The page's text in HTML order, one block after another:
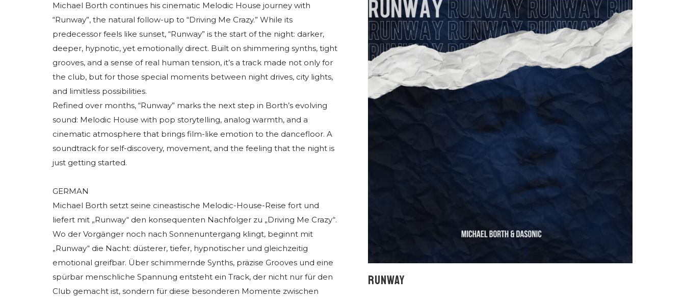
Michael Borth continues his cinematic Melodic House journey with
“Runway”, the natural follow-up to “Driving Me Crazy.” While its
predecessor feels like sunset, “Runway” is the start of the night: darker,
deeper, hypnotic, yet emotionally direct. Built on shimmering synths, tight
grooves, and a sense of real human tension, it’s a track made not only for
the club, but for those special moments between night drives, city lights,
and limitless possibilities.
Refined over months, “Runway” marks the next step in Borth’s evolving
sound: Melodic House with pop storytelling, analog warmth, and a
cinematic atmosphere that brings film-like emotion to the dancefloor. A
soundtrack for self-discovery, movement, and the feeling that the night is
just getting started.
GERMAN
Michael Borth setzt seine cineastische Melodic-House-Reise fort und
liefert mit „Runway“ den konsequenten Nachfolger zu „Driving Me Crazy“.
Wo der Vorgänger noch nach Sonnenuntergang klingt, beginnt mit
„Runway“ die Nacht: düsterer, tiefer, hypnotischer und gleichzeitig
emotional greifbar. Über schimmernde Synths, präzise Grooves und eine
spürbar menschliche Spannung entsteht ein Track, der nicht nur für den
Club gemacht ist, sondern für diese besonderen Momente zwischen
RUNWAY